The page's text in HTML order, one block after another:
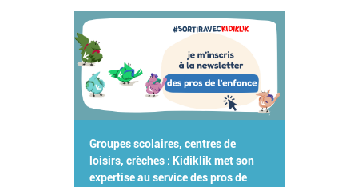
Groupes scolaires, centres de
loisirs, crèches : Kidiklik met son
expertise au service des pros de